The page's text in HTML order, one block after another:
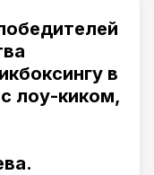
в
лоу-киком,